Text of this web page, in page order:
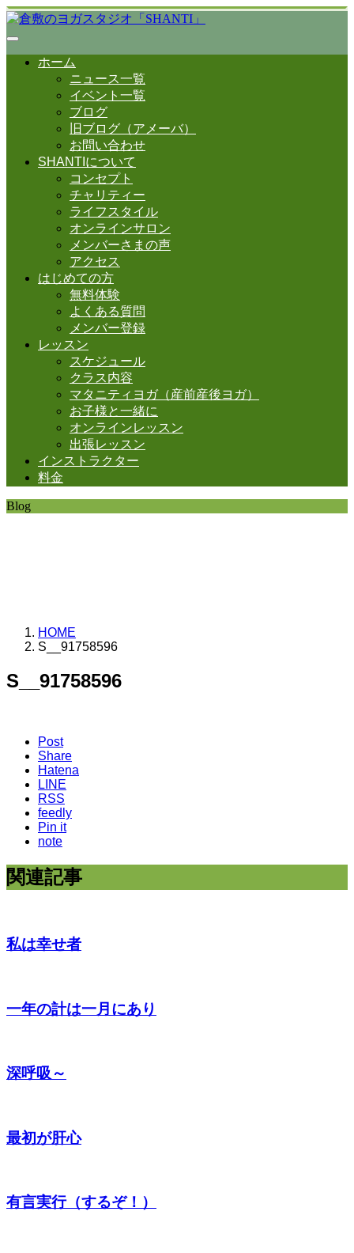
ホーム
ニュース一覧
イベント一覧
ブログ
旧ブログ（アメーバ）
お問い合わせ
SHANTIについて
コンセプト
チャリティー
ライフスタイル
オンラインサロン
メンバーさまの声
アクセス
はじめての方
無料体験
よくある質問
メンバー登録
レッスン
スケジュール
クラス内容
マタニティヨガ（産前産後ヨガ）
お子様と一緒に
オンラインレッスン
出張レッスン
インストラクター
料金
Blog
HOME
S__91758596
S__91758596
Post
Share
Hatena
LINE
RSS
feedly
Pin it
note
関連記事
私は幸せ者
一年の計は一月にあり
深呼吸～
最初が肝心
有言実行（するぞ！）